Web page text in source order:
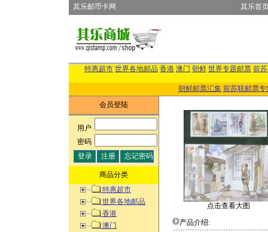
其乐邮币卡网 其乐首
特惠超市 世界各地邮品 香港 澳门 朝鲜 世界专题邮票 前
朝鲜邮票汇集 前苏联邮票专
会员登陆
用户:
密码:
商品分类
特惠超市
世界各地邮品
香港
澳门
点击查看大图
产品介绍: